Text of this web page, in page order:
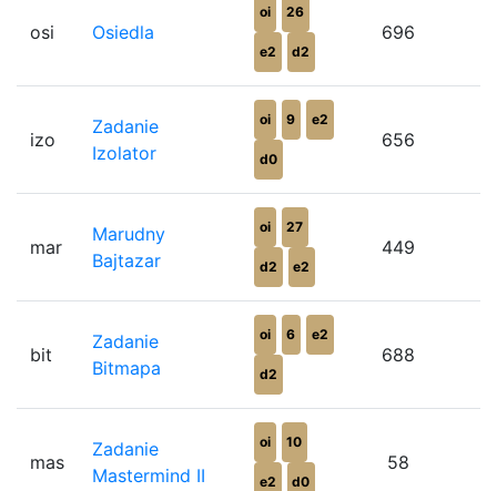
osi Osiedla
oi 26
e2 d2
696
izo
Zadanie
Izolator
oi 9 e2
d0
656
mar
Marudny
Bajtazar
oi 27
d2 e2
449
bit
Zadanie
Bitmapa
oi 6 e2
d2
688
mas
Zadanie
Mastermind II
oi 10
e2 d0
58